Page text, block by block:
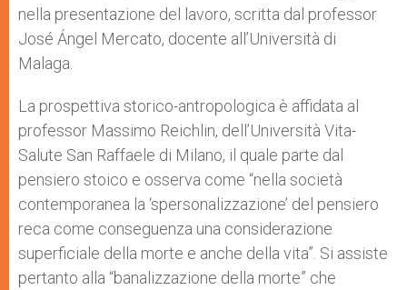
nella presentazione del lavoro, scritta dal professor
José Ángel Mercato, docente all’Università di
Malaga.
La prospettiva storico-antropologica è affidata al
professor Massimo Reichlin, dell’Università Vita-
Salute San Raffaele di Milano, il quale parte dal
pensiero stoico e osserva come “nella società
contemporanea la ‘spersonalizzazione’ del pensiero
reca come conseguenza una considerazione
superficiale della morte e anche della vita”. Si assiste
pertanto alla “banalizzazione della morte” che